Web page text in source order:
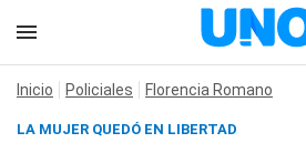
Inicio Policiales Florencia Romano
LA MUJER QUEDÓ EN LIBERTAD